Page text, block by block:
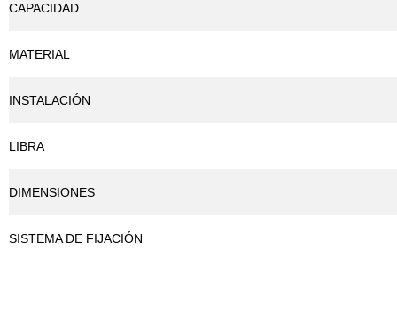
CAPACIDAD
MATERIAL
INSTALACIÓN
LIBRA
DIMENSIONES
SISTEMA DE FIJACIÓN